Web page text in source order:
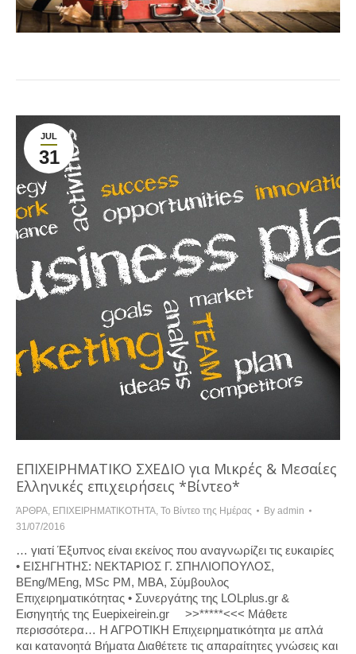
JUL
31
ΕΠΙΧΕΙΡΗΜΑΤΙΚΟ ΣΧΕΔΙΟ για Μικρές & Μεσαίες
Ελληνικές επιχειρήσεις *Βίντεο*
ΆΡΘΡΑ, ΕΠΙΧΕΙΡΗΜΑΤΙΚΟΤΗΤΑ, Το Βίντεο της Ημέρας By admin
31/07/2016
… γιατί Έξυπνος είναι εκείνος που αναγνωρίζει τις ευκαιρίες
• ΕΙΣΗΓΗΤΗΣ: ΝΕΚΤΑΡΙΟΣ Γ. ΣΠΗΛΙΟΠΟΥΛΟΣ,
BEng/MΕng, MSc PM, MBA, Σύμβουλος
Επιχειρηματικότητας • Συνεργάτης της LOLplus.gr &
Εισηγητής της Euepixeirein.gr >>*****<<< Μάθετε
περισσότερα… Η ΑΓΡΟΤΙΚΗ Επιχειρηματικότητα με απλά
και κατανοητά Βήματα Διαθέτετε τις απαραίτητες γνώσεις και